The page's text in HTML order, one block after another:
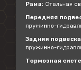
Рама: Стальная
Передняя
пружинно-
Задняя
пружинно-
Тормозная